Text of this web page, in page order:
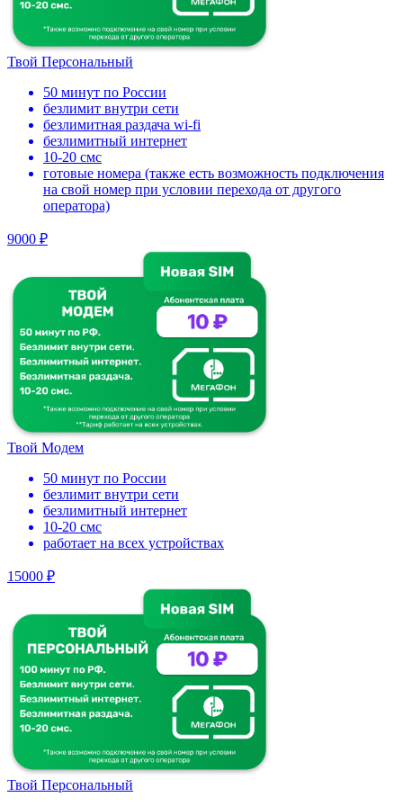
Твой Персональный
50 минут по России
безлимит внутри сети
безлимитная раздача wi-fi
безлимитный интернет
10-20 смс
готовые номера (также есть возможность подключения
на свой номер при условии перехода от другого
оператора)
9000 ₽
Твой Модем
50 минут по России
безлимит внутри сети
безлимитный интернет
10-20 смс
работает на всех устройствах
15000 ₽
Твой Персональный